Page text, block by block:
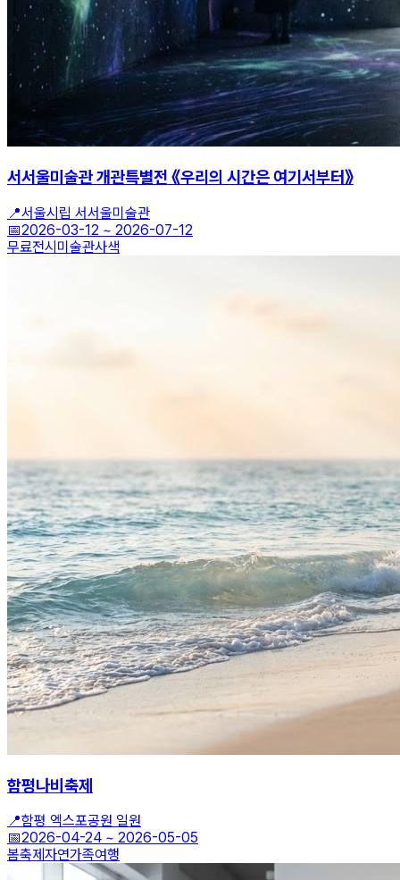
서서울미술관 개관특별전 《우리의 시간은 여기서부터》
📍서울시립 서서울미술관
📅2026-03-12 ~ 2026-07-12
무료전시 미술관사색
함평나비축제
📍함평 엑스포공원 일원
📅2026-04-24 ~ 2026-05-05
봄축제 자연가족여행